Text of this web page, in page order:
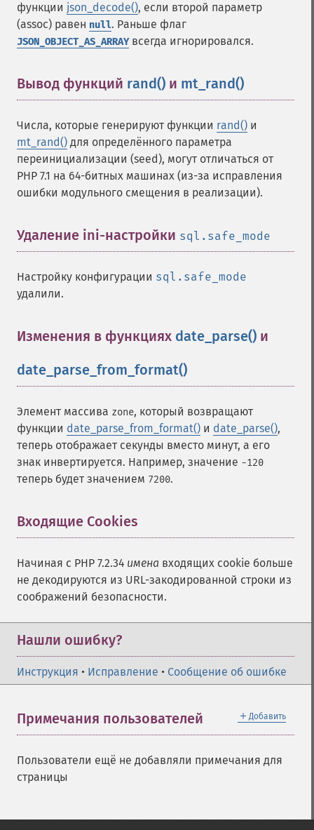
функции json_decode(), если второй параметр
(assoc) равен null. Раньше флаг
JSON_OBJECT_AS_ARRAYвсегда игнорировался.
Вывод функций rand() и mt_rand()
Числа, которые генерируют функции rand() и
mt_rand() для определённого параметра
переинициализации (seed), могут отличаться от
PHP 7.1 на 64-битных машинах (из-за исправления
ошибки модульного смещения в реализации).
Удаление ini-настройки sql.safe_mode
Настройку конфигурации sql.safe_mode
удалили.
Изменения в функциях date_parse() и
date_parse_from_format()
Элемент массива zone, который возвращают
функции date_parse_from_format() и date_parse(),
теперь отображает секунды вместо минут, а его
знак инвертируется. Например, значение -120
теперь будет значением 7200.
Входящие Cookies
Начиная с PHP 7.2.34 имена входящих cookie больше
не декодируются из URL-закодированной строки из
соображений безопасности.
Нашли ошибку?
Инструкция • Исправление • Сообщение об ошибке
＋ Добавить
Примечания пользователей
Пользователи ещё не добавляли примечания для
страницы